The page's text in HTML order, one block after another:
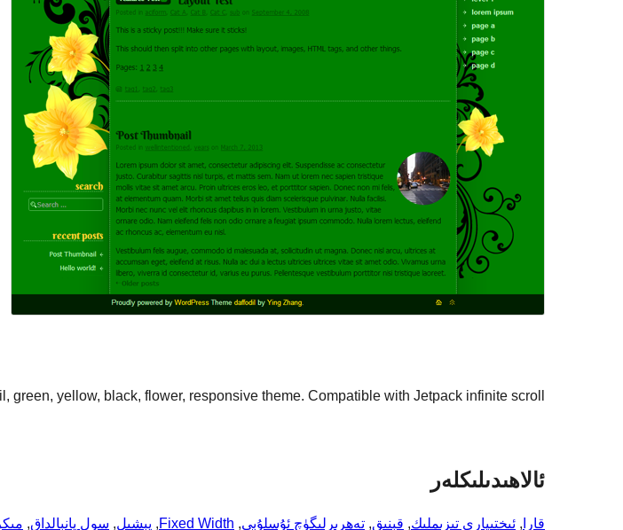
green, yellow, black, flower, responsive theme. Compatible with Jetpack infinite scroll.
ئالاھىدىلىكلەر
قارا , ئىختىيارى تىزىملىك, قېنىق, تەھرىرلىگۈچ ئۇسلۇبى,
Fixed Width
, يېشىل, سول يانبالداق,